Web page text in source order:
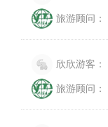
旅游顾问：
欣欣游客：
旅游顾问：